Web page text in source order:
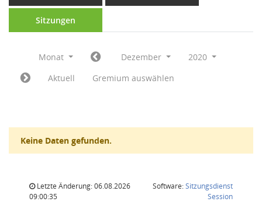
Sitzungen
Monat Dezember
2020
Aktuell
Gremium auswählen
Keine Daten gefunden.
Letzte Änderung: 06.08.2026
09:00:35
Software:Sitzungsdienst
Session(Wird in